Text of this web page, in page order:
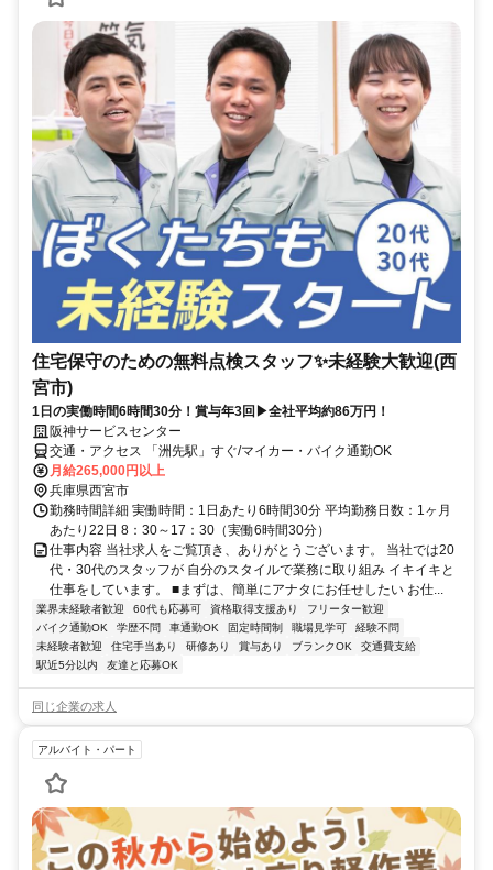
住宅保守のための無料点検スタッフ✨未経験大歓迎(西
宮市)
1日の実働時間6時間30分！賞与年3回▶全社平均約86万円！
阪神サービスセンター
交通・アクセス 「洲先駅」すぐ/マイカー・バイク通勤OK
月給265,000円以上
兵庫県西宮市
勤務時間詳細 実働時間：1日あたり6時間30分 平均勤務日数：1ヶ月
あたり22日 8：30～17：30（実働6時間30分）
仕事内容 当社求人をご覧頂き、ありがとうございます。 当社では20
代・30代のスタッフが 自分のスタイルで業務に取り組み イキイキと
仕事をしています。 ■まずは、簡単にアナタにお任せしたい お仕...
業界未経験者歓迎 60代も応募可 資格取得支援あり
フリーター歓迎
バイク通勤OK
学歴不問 車通勤OK 固定時間制 職場見学可
経験不問
未経験者歓迎
住宅手当あり 研修あり 賞与あり ブランクOK
交通費支給
駅近5分以内
友達と応募OK
同じ企業の求人
アルバイト・パート